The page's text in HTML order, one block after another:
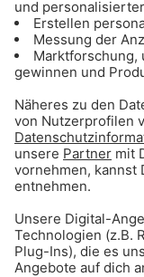
Weihnachtshits
jederzeit zum